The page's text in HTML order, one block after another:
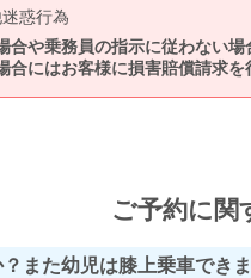
惑行為
合や乗務員の指示に従わない
合にはお客様に損害賠償請求を
ご予約に関
また幼児は膝上乗車でき